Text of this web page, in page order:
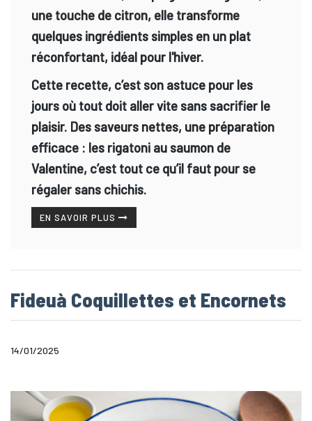
une touche de citron, elle transforme
quelques ingrédients simples en un plat
réconfortant, idéal pour l'hiver.
Cette recette, c’est son astuce pour les
jours où tout doit aller vite sans sacrifier le
plaisir. Des saveurs nettes, une préparation
efficace : les rigatoni au saumon de
Valentine, c’est tout ce qu’il faut pour se
régaler sans chichis.
EN SAVOIR PLUS
Fideuà Coquillettes et Encornets
14/01/2025